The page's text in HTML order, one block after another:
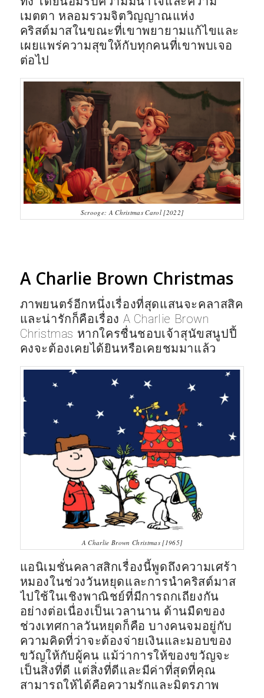
เมตตา หลอมรวมจิตวิญญาณแห่ง
คริสต์มาสในขณะที่เขาพยายามแก้ไขและ
เผยแพร่ความสุขให้กับทุกคนที่เขาพบเจอ
ต่อไป
Scrooge: A Christmas Carol [2022]
A Charlie Brown Christmas
ภาพยนตร์อีกหนึ่งเรื่องที่สุดแสนจะคลาสสิค
และน่ารักก็คือเรื่อง A Charlie Brown
Christmas หากใครชื่นชอบเจ้าสุนัขสนูปปี้
คงจะต้องเคยได้ยินหรือเคยชมมาแล้ว
A Charlie Brown Christmas [1965]
แอนิเมชั่นคลาสสิกเรื่องนี้พูดถึงความเศร้า
หมองในช่วงวันหยุดและการนำคริสต์มาส
ไปใช้ในเชิงพาณิชย์ที่มีการถกเถียงกัน
อย่างต่อเนื่องเป็นเวลานาน ด้านมืดของ
ช่วงเทศกาลวันหยุดก็คือ บางคนจมอยู่กับ
ความคิดที่ว่าจะต้องจ่ายเงินและมอบของ
ขวัญให้กับผู้คน แม้ว่าการให้ของขวัญจะ
เป็นสิ่งที่ดี แต่สิ่งที่ดีและมีค่าที่สุดที่คุณ
สามารถให้ได้คือความรักและมิตรภาพ